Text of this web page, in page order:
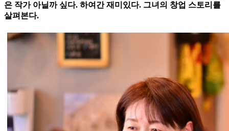
은 작가 아닐까 싶다. 하여간 재미있다. 그녀의 창업 스토리를
살펴본다.